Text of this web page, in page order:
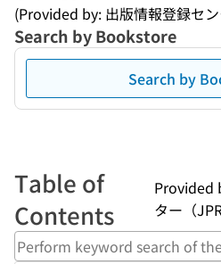
(Provided by: 出版情報登録セ
Search by Bookstore
Search by
Table of
Contents
Provided
ター（